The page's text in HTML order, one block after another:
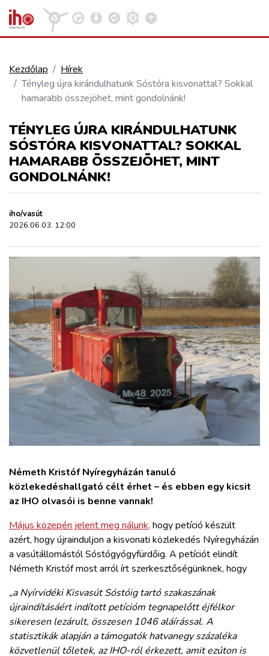
VASÚT
KÖZÚT
REPÜLÉS
HAJÓZÁS
BLOG
ARCHÍVUM
REGISZTRÁCIÓ
Kezdőlap
Hírek
Tényleg újra kirándulhatunk Sóstóra kisvonattal? Sokkal
hamarabb összejöhet, mint gondolnánk!
TÉNYLEG ÚJRA KIRÁNDULHATUNK
SÓSTÓRA KISVONATTAL? SOKKAL
HAMARABB ÖSSZEJÖHET, MINT
GONDOLNÁNK!
iho/vasút
2026.06.03. 12:00
Németh Kristóf Nyíregyházán tanuló
közlekedéshallgató célt érhet – és ebben egy kicsit
az IHO olvasói is benne vannak!
Május közepén jelent meg nálunk, hogy petíció készült
azért, hogy újrainduljon a kisvonati közlekedés Nyíregyházán
a vasútállomástól Sóstógyógyfürdőig. A petíciót elindít
Németh Kristóf most arról írt szerkesztőségünknek, hogy
„a Nyírvidéki Kisvasút Sóstóig tartó szakaszának
újraindításáért indított petícióm tegnapelőtt éjfélkor
sikeresen lezárult, összesen 1046 aláírással. A
statisztikák alapján a támogatók hatvanegy százaléka
közvetlenül tőletek, az IHO-ról érkezett, amit ezúton is